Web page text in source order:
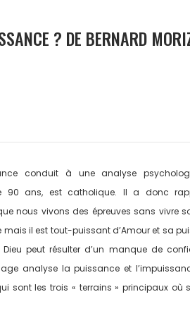
? DE BERNARD
conduit à une analyse
90 ans, est catholique. Il a donc
nous vivons des épreuves sans vivre
il est tout-puissant d’Amour et sa
peut résulter d’un manque de
analyse la puissance et
sont les trois « terrains » principaux